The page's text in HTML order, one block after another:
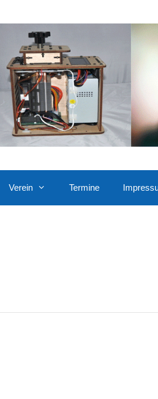
Verein Termine